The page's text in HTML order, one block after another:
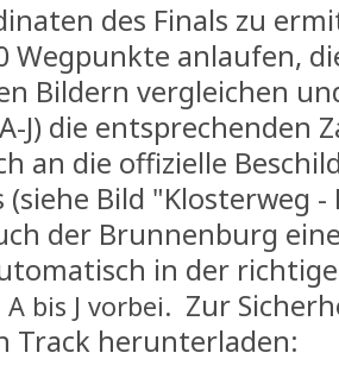
des Finals zu
Wegpunkte anlaufen,
Bildern vergleichen
J) die entsprechenden
an die offizielle
(siehe Bild "Klosterweg
der Brunnenburg
in der
A bis J vorbei. Zur
Track herunterladen: